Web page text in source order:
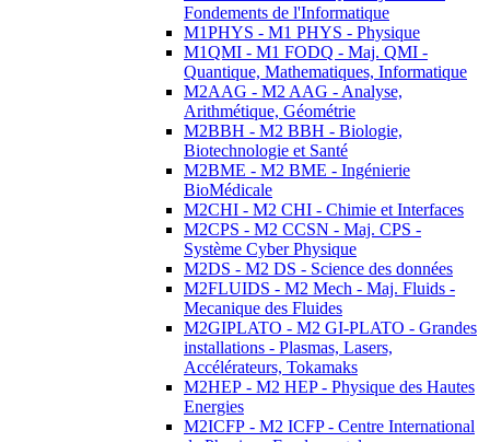
Fondements de l'Informatique
M1PHYS - M1 PHYS - Physique
M1QMI - M1 FODQ - Maj. QMI -
Quantique, Mathematiques, Informatique
M2AAG - M2 AAG - Analyse,
Arithmétique, Géométrie
M2BBH - M2 BBH - Biologie,
Biotechnologie et Santé
M2BME - M2 BME - Ingénierie
BioMédicale
M2CHI - M2 CHI - Chimie et Interfaces
M2CPS - M2 CCSN - Maj. CPS -
Système Cyber Physique
M2DS - M2 DS - Science des données
M2FLUIDS - M2 Mech - Maj. Fluids -
Mecanique des Fluides
M2GIPLATO - M2 GI-PLATO - Grandes
installations - Plasmas, Lasers,
Accélérateurs, Tokamaks
M2HEP - M2 HEP - Physique des Hautes
Energies
M2ICFP - M2 ICFP - Centre International